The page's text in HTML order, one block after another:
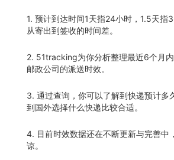
1. 预计到达时间1天指24小时，1.5天指
从寄出到签收的时间差。
2. 51tracking为你分析整理最近6个月
邮政公司的派送时效。
3. 通过查询，你可以了解到快递预计多
到国外选择什么快递比较合适。
4. 目前时效数据还在不断更新与完善中
谅。